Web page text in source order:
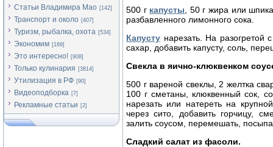
Статьи Владимира Мао [142]
Транспорт и около [407]
Туризм, рыбалка, охота [534]
Экономим [169]
Это интересно! [908]
Только кулинария [3814]
Утилизация в РФ [90]
Видеоподборка [7]
Рекламные статьи [2]
500 г капусты , 50 г жира или
разбавленного лимонного сока.
Капусту нарезать. На разогретой
сахар, добавить капусту, соль,
Свекла в яично-клюквенком
500 г вареной свеклы, 2 желтка
100 г сметаны, клюквенный сок,
нарезать или натереть на
через сито, добавить горчицу,
залить соусом, перемешать,
Сладкий салат из фасоли.